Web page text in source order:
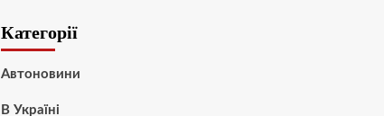
Категорії
Автоновини
В Україні